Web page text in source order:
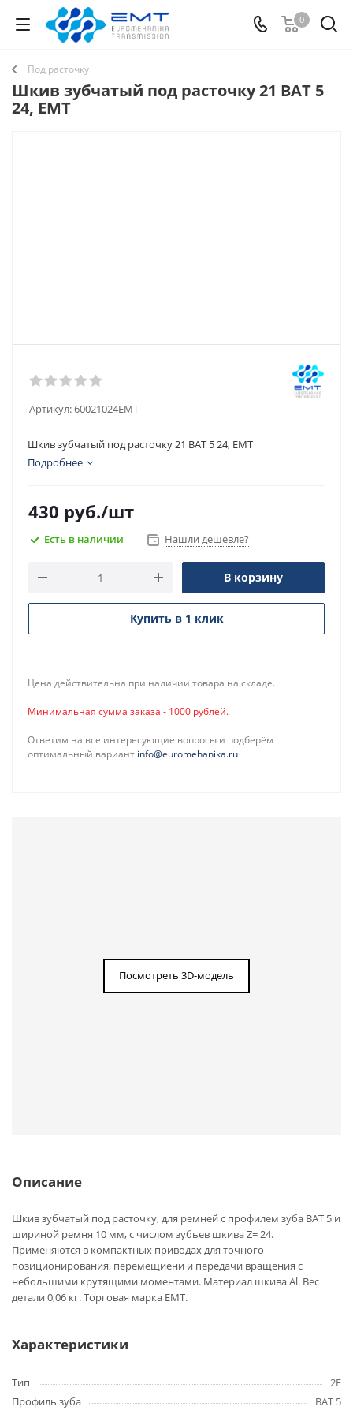
0
Под расточку
Шкив зубчатый под расточку 21 BAT 5
24, EMT
Артикул:60021024EMT
Шкив зубчатый под расточку 21 BAT 5 24, EMT
Подробнее
430 руб./шт
Есть в наличии Нашли дешевле?
В корзину
Купить в 1 клик
Цена действительна при наличии товара на складе.
Минимальная сумма заказа - 1000 рублей.
Ответим на все интересующие вопросы и подберём
оптимальный вариант info@euromehanika.ru
Посмотреть 3D-модель
Описание
Шкив зубчатый под расточку, для ремней с профилем зуба BAT 5 и
шириной ремня 10 мм, с числом зубьев шкива Z= 24.
Применяются в компактных приводах для точного
позиционирования, перемещиени и передачи вращения с
небольшими крутящими моментами. Материал шкива Al. Вес
детали 0,06 кг. Торговая марка EMT.
Характеристики
Тип
2F
Профиль зуба
BAT 5